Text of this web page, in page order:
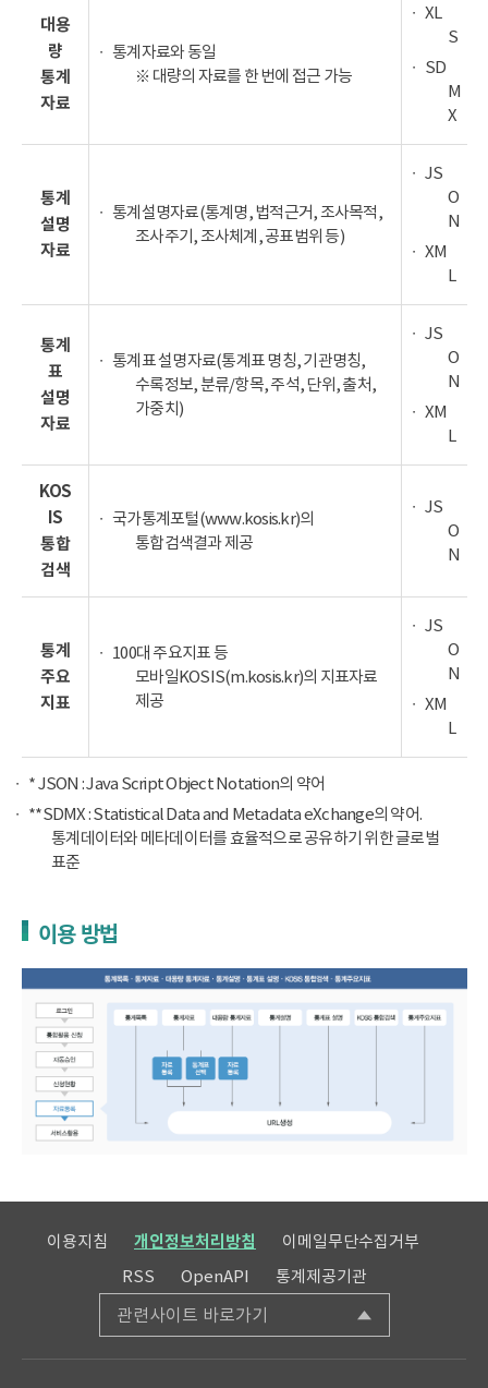
대용
량
통계
자료
통계자료와 동일
※ 대량의 자료를 한 번에 접근 가능
XL
S
SD
M
X
통계
설명
자료
통계설명자료(통계명, 법적근거, 조사목적,
조사주기, 조사체계, 공표범위 등)
JS
O
N
XM
L
통계
표
설명
자료
통계표 설명자료(통계표 명칭, 기관명칭,
수록정보, 분류/항목, 주석, 단위, 출처,
가중치)
JS
O
N
XM
L
KOS
IS
통합
검색
국가통계포털(www.kosis.kr)의
통합검색결과 제공
JS
O
N
통계
주요
지표
100대 주요지표 등
모바일KOSIS(m.kosis.kr)의 지표자료
제공
JS
O
N
XM
L
* JSON : Java Script Object Notation의 약어
**SDMX : Statistical Data and Metadata eXchange의 약어.
통계데이터와 메타데이터를 효율적으로 공유하기 위한 글로벌
표준
이용 방법
이용지침 개인정보처리방침
이메일무단수집거부
RSS
OpenAPI 통계제공기관
관련사이트 바로가기